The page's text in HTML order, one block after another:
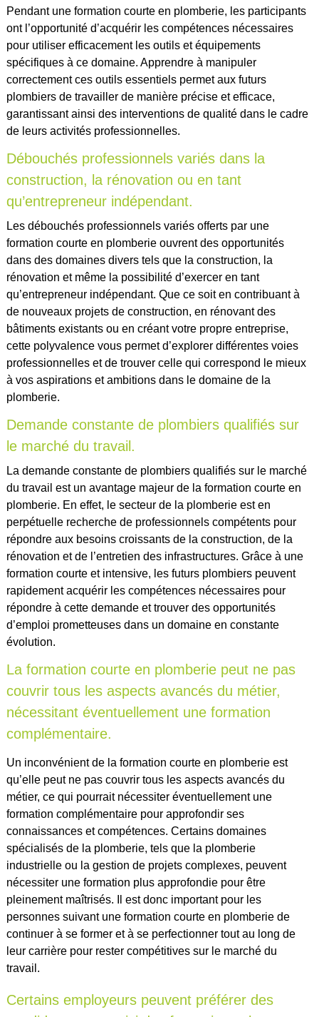
Pendant une formation courte en plomberie, les participants
ont l’opportunité d’acquérir les compétences nécessaires
pour utiliser efficacement les outils et équipements
spécifiques à ce domaine. Apprendre à manipuler
correctement ces outils essentiels permet aux futurs
plombiers de travailler de manière précise et efficace,
garantissant ainsi des interventions de qualité dans le cadre
de leurs activités professionnelles.
Débouchés professionnels variés dans la
construction, la rénovation ou en tant
qu’entrepreneur indépendant.
Les débouchés professionnels variés offerts par une
formation courte en plomberie ouvrent des opportunités
dans des domaines divers tels que la construction, la
rénovation et même la possibilité d’exercer en tant
qu’entrepreneur indépendant. Que ce soit en contribuant à
de nouveaux projets de construction, en rénovant des
bâtiments existants ou en créant votre propre entreprise,
cette polyvalence vous permet d’explorer différentes voies
professionnelles et de trouver celle qui correspond le mieux
à vos aspirations et ambitions dans le domaine de la
plomberie.
Demande constante de plombiers qualifiés sur
le marché du travail.
La demande constante de plombiers qualifiés sur le marché
du travail est un avantage majeur de la formation courte en
plomberie. En effet, le secteur de la plomberie est en
perpétuelle recherche de professionnels compétents pour
répondre aux besoins croissants de la construction, de la
rénovation et de l’entretien des infrastructures. Grâce à une
formation courte et intensive, les futurs plombiers peuvent
rapidement acquérir les compétences nécessaires pour
répondre à cette demande et trouver des opportunités
d’emploi prometteuses dans un domaine en constante
évolution.
La formation courte en plomberie peut ne pas
couvrir tous les aspects avancés du métier,
nécessitant éventuellement une formation
complémentaire.
Un inconvénient de la formation courte en plomberie est
qu’elle peut ne pas couvrir tous les aspects avancés du
métier, ce qui pourrait nécessiter éventuellement une
formation complémentaire pour approfondir ses
connaissances et compétences. Certains domaines
spécialisés de la plomberie, tels que la plomberie
industrielle ou la gestion de projets complexes, peuvent
nécessiter une formation plus approfondie pour être
pleinement maîtrisés. Il est donc important pour les
personnes suivant une formation courte en plomberie de
continuer à se former et à se perfectionner tout au long de
leur carrière pour rester compétitives sur le marché du
travail.
Certains employeurs peuvent préférer des